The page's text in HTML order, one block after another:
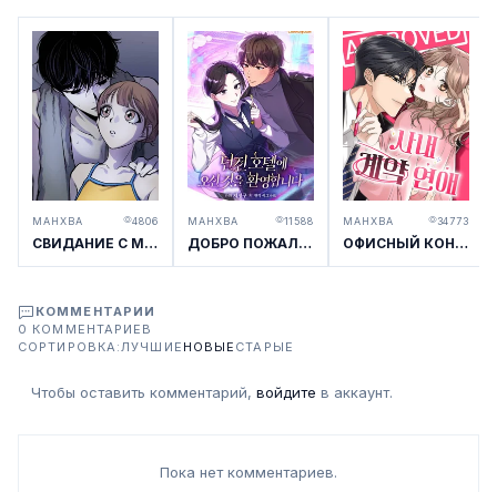
МАНХВА 4806
СВИДАНИЕ С МРАЧНЫМ ЗАДРОТОМ
МАНХВА 11588
ДОБРО ПОЖАЛОВАТЬ В ОТЕЛЬ-ПОДЗЕМЕЛЬЕ
МАНХВА 34773
ОФИСНЫЙ КОНТРАКТНЫЙ РОМАН
КОММЕНТАРИИ
0 КОММЕНТАРИЕВ
СОРТИРОВКА:ЛУЧШИЕ НОВЫЕ СТАРЫЕ
Чтобы оставить комментарий, войдите в аккаунт.
Пока нет комментариев.